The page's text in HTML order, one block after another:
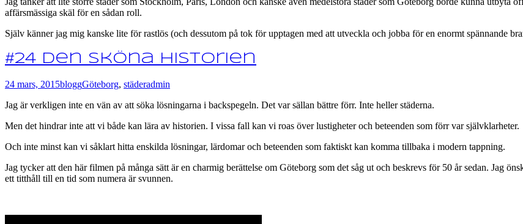
affärsmässiga skäl för en sådan roll.
Själv känner jag mig kanske lite för rastlös (och dessutom på tok för upptagen med att utveckla och jobba för en enormt spännande
#24 Den sköna historien
24 mars, 2015bloggGöteborg, städeradmin
Jag är verkligen inte en vän av att söka lösningarna i backspegeln. Det var sällan bättre förr. Inte heller städerna.
Men det hindrar inte att vi både kan lära av historien. I vissa fall kan vi roas över lustigheter och beteenden som förr var självklarheter.
Och inte minst kan vi såklart hitta enskilda lösningar, lärdomar och beteenden som faktiskt kan komma tillbaka i modern tappning.
Jag tycker att den här filmen på många sätt är en charmig berättelse om Göteborg som det såg ut och beskrevs för 50 år sedan. Jag
ett titthåll till en tid som numera är svunnen.